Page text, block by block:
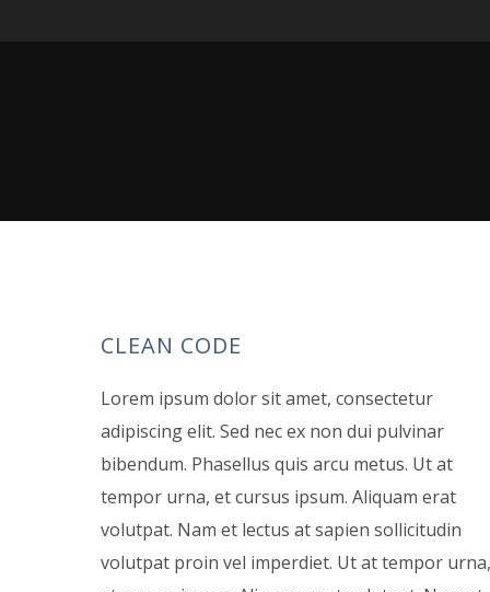
CLEAN CODE
Lorem ipsum dolor sit amet, consectetur
adipiscing elit. Sed nec ex non dui pulvinar
bibendum. Phasellus quis arcu metus. Ut at
tempor urna, et cursus ipsum. Aliquam erat
volutpat. Nam et lectus at sapien sollicitudin
volutpat proin vel imperdiet. Ut at tempor urna,